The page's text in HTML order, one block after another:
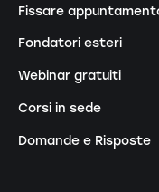
Fissare
Fondatori esteri
Webinar gratuiti
Corsi in sede
Domande e Risposte